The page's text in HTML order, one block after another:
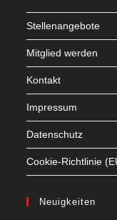
Stellenangebote
Mitglied werden
Kontakt
Impressum
Datenschutz
Cookie-Richtlinie
Neuigkeiten